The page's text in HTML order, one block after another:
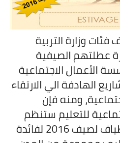
وزارة التربية
عطلتهم الصيفية
الأعمال الاجتماعية
الهادفة الي الارتقاء
ومنه فإن
للتعليم ستنظم
عملية التخييم والاصطياف لصيف 2016 لفائدة